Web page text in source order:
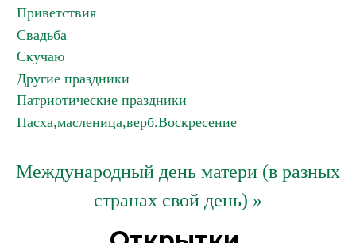
Приветствия
Свадьба
Скучаю
Другие праздники
Патриотические праздники
Пасха,масленица,верб.Воскресение
Международный день матери (в разных
странах свой день) »